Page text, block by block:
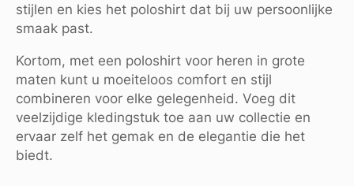
stijlen en kies het poloshirt dat bij uw persoonlijke
smaak past.
Kortom, met een poloshirt voor heren in grote
maten kunt u moeiteloos comfort en stijl
combineren voor elke gelegenheid. Voeg dit
veelzijdige kledingstuk toe aan uw collectie en
ervaar zelf het gemak en de elegantie die het
biedt.